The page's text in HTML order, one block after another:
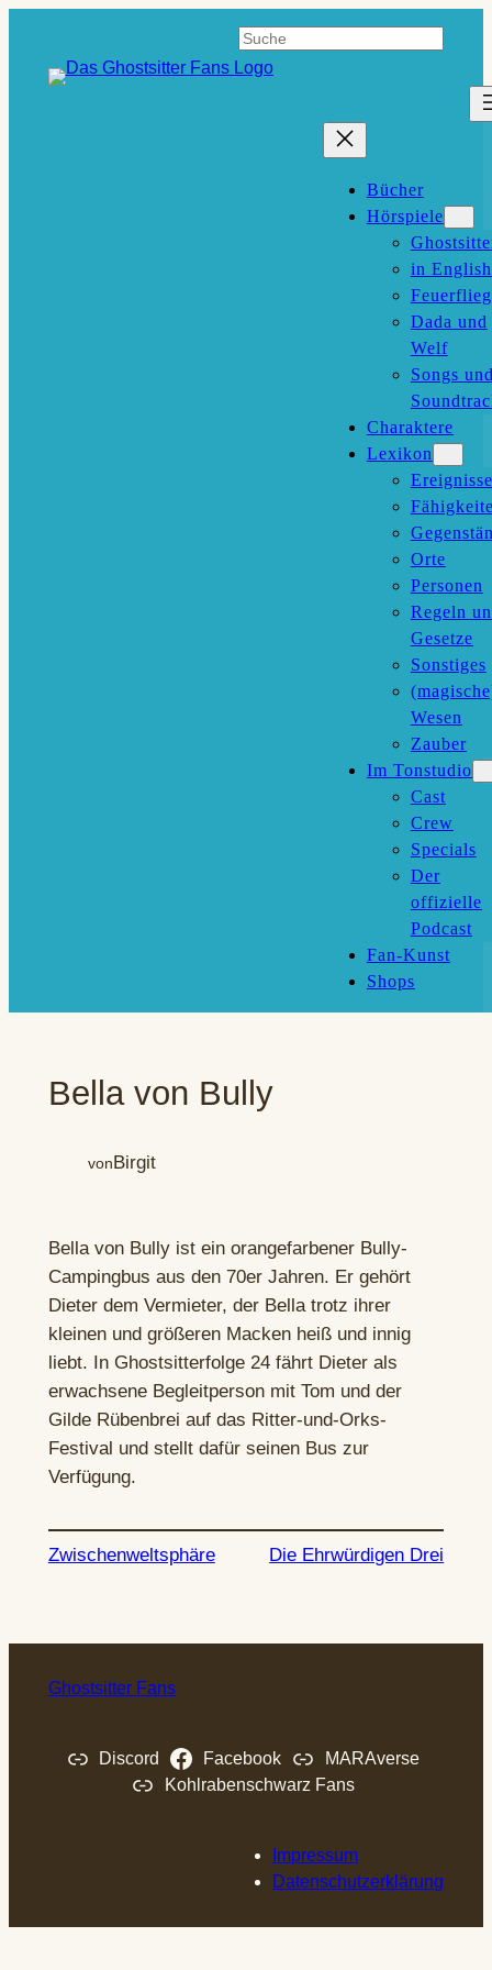
springen
Suchen
Bücher
Hörspiele
in English
Feuerflieg
Dada und
Welf
Songs
Charaktere
Lexikon
Ereignisse
Orte
Personen
Regeln
Gesetze
Sonstiges
Wesen
Zauber
Im Tonstudio
Cast
Crew
Specials
Der
offizielle
Podcast
Fan-Kunst
Shops
Bella von Bully
von Birgit
Bella von Bully ist ein orangefarbener Bully-
Campingbus aus den 70er Jahren. Er gehört
Dieter dem Vermieter, der Bella trotz ihrer
kleinen und größeren Macken heiß und innig
liebt. In Ghostsitterfolge 24 fährt Dieter als
erwachsene Begleitperson mit Tom und der
Gilde Rübenbrei auf das Ritter-und-Orks-
Festival und stellt dafür seinen Bus zur
Verfügung.
Zwischenweltsphäre Die Ehrwürdigen Drei
Ghostsitter Fans
Discord Facebook
MARAverse
Kohlrabenschwarz Fans
Impressum
Datenschutzerklärung